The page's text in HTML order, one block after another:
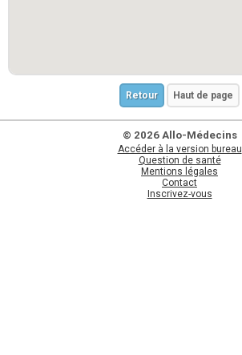
Retour Haut de page
© 2026 Allo-Médecins
Accéder à la version bureau
Question de santé
Mentions légales
Contact
Inscrivez-vous